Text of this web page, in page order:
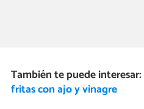
También te puede interesar:
fritas con ajo y vinagre